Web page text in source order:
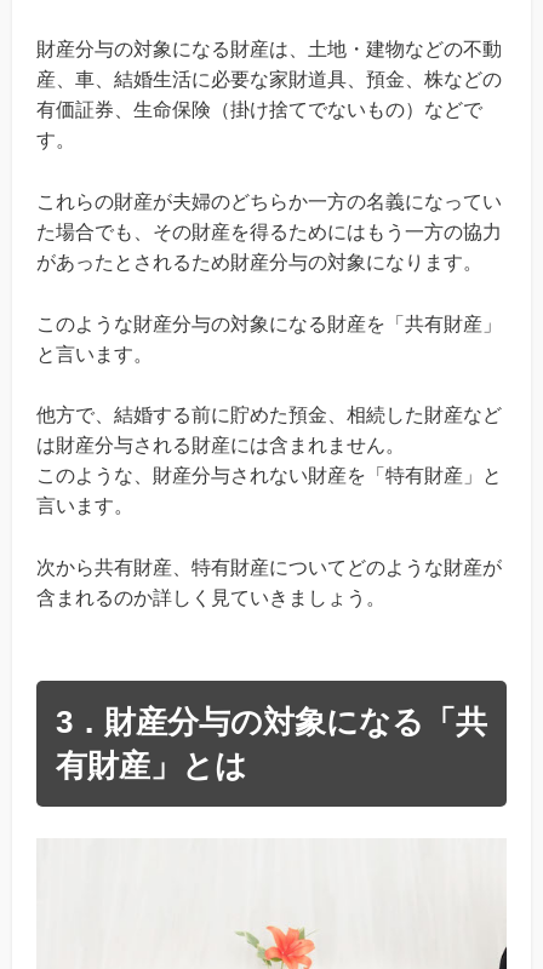
財産分与の対象になる財産は、土地・建物などの不動
産、車、結婚生活に必要な家財道具、預金、株などの
有価証券、生命保険（掛け捨てでないもの）などで
す。
これらの財産が夫婦のどちらか一方の名義になってい
た場合でも、その財産を得るためにはもう一方の協力
があったとされるため財産分与の対象になります。
このような財産分与の対象になる財産を「共有財産」
と言います。
他方で、結婚する前に貯めた預金、相続した財産など
は財産分与される財産には含まれません。
このような、財産分与されない財産を「特有財産」と
言います。
次から共有財産、特有財産についてどのような財産が
含まれるのか詳しく見ていきましょう。
3．財産分与の対象になる「共
有財産」とは